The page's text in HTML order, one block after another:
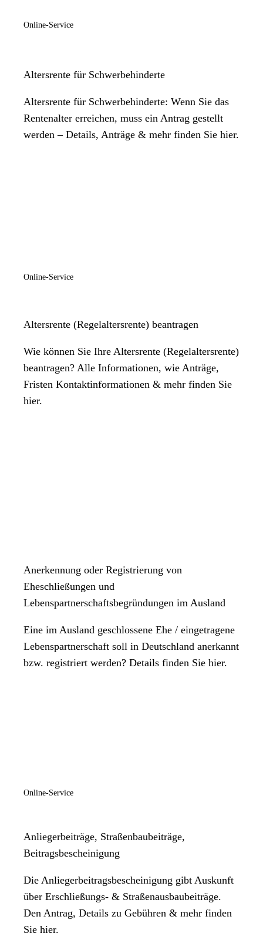
Online-Service
Altersrente für Schwerbehinderte
Altersrente für Schwerbehinderte: Wenn Sie das
Rentenalter erreichen, muss ein Antrag gestellt
werden – Details, Anträge & mehr finden Sie hier.
Online-Service
Altersrente (Regelaltersrente) beantragen
Wie können Sie Ihre Altersrente (Regelaltersrente)
beantragen? Alle Informationen, wie Anträge,
Fristen Kontaktinformationen & mehr finden Sie
hier.
Anerkennung oder Registrierung von
Eheschließungen und
Lebenspartnerschaftsbegründungen im Ausland
Eine im Ausland geschlossene Ehe / eingetragene
Lebenspartnerschaft soll in Deutschland anerkannt
bzw. registriert werden? Details finden Sie hier.
Online-Service
Anliegerbeiträge, Straßenbaubeiträge,
Beitragsbescheinigung
Die Anliegerbeitragsbescheinigung gibt Auskunft
über Erschließungs- & Straßenausbaubeiträge.
Den Antrag, Details zu Gebühren & mehr finden
Sie hier.